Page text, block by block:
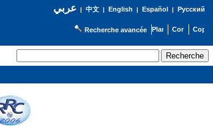
عربي| 中文| English | Español | Русский
Recherche avancée